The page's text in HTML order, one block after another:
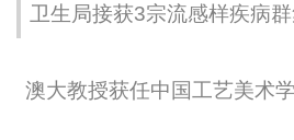
卫生局接获3宗流感样疾病
澳大教授获任中国工艺美术